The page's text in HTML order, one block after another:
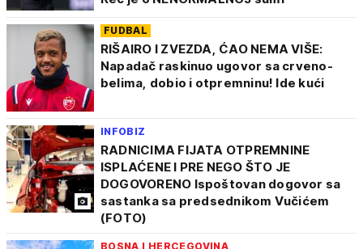
FUDBAL
RIŠAIRO I ZVEZDA, ĆAO NEMA VIŠE:
Napadač raskinuo ugovor sa crveno-
belima, dobio i otpremninu! Ide kući
INFOBIZ
RADNICIMA FIJATA OTPREMNINE
ISPLAĆENE I PRE NEGO ŠTO JE
DOGOVORENO Ispoštovan dogovor sa
sastanka sa predsednikom Vučićem
(FOTO)
BOSNA I HERCEGOVINA